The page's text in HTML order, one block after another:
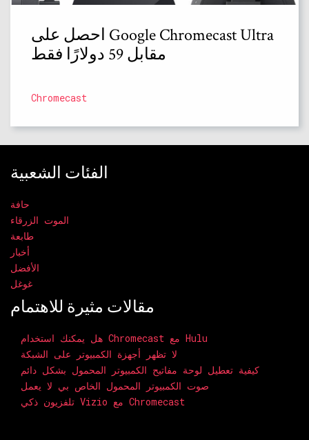
احصل على Google Chromecast Ultra
مقابل 59 دولارًا فقط
Chromecast
الفئات الشعبية
حافة
الموت الزرقاء
طابعة
أخبار
الأفضل
غوغل
مقالات مثيرة للاهتمام
هل يمكنك استخدام Chromecast مع Hulu
لا تظهر أجهزة الكمبيوتر على الشبكة
كيفية تعطيل لوحة مفاتيح الكمبيوتر المحمول بشكل دائم
صوت الكمبيوتر المحمول الخاص بي لا يعمل
تلفزيون ذكي Vizio مع Chromecast